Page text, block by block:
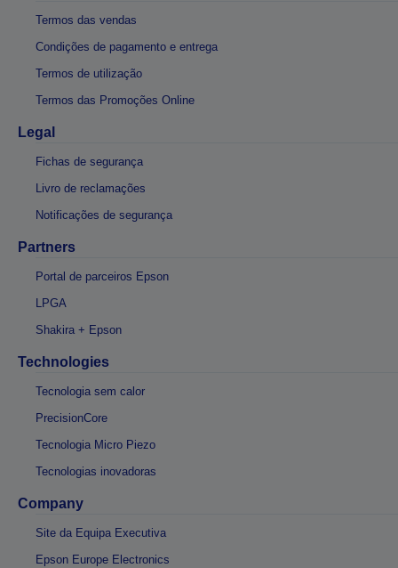
Termos das vendas
Condições de pagamento e entrega
Termos de utilização
Termos das Promoções Online
Legal
Fichas de segurança
Livro de reclamações
Notificações de segurança
Partners
Portal de parceiros Epson
LPGA
Shakira + Epson
Technologies
Tecnologia sem calor
PrecisionCore
Tecnologia Micro Piezo
Tecnologias inovadoras
Company
Site da Equipa Executiva
Epson Europe Electronics